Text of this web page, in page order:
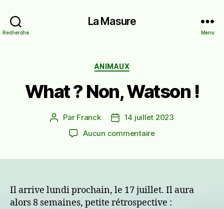
Recherche
La Masure
Menu
Catégories
ANIMAUX
What ? Non, Watson !
Auteur
l’article
Par Franck
Date14 juillet 2023
Aucun commentairesur
!
Il arrive lundi prochain, le 17 juillet. Il aura
alors 8 semaines, petite rétrospective :